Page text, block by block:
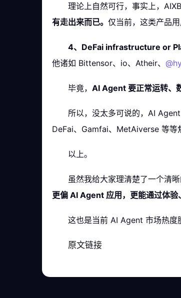
理论上自然可行，事实上，
有走出来而已。 仅当前，这类产品
4、DeFai infrastructure or
他诸如 Bittensor、io、Atheir、
毕竟， AI Agent 要正常运转、
所以，没太多可说的，AI
DeFai、Gamfai、MetAiverse 等等
以上。
虽然我给大家理清楚了一个清
更偏 AI Agent 应用，更能通过体验
这也是当前 AI Agent 市场热度
原文链接